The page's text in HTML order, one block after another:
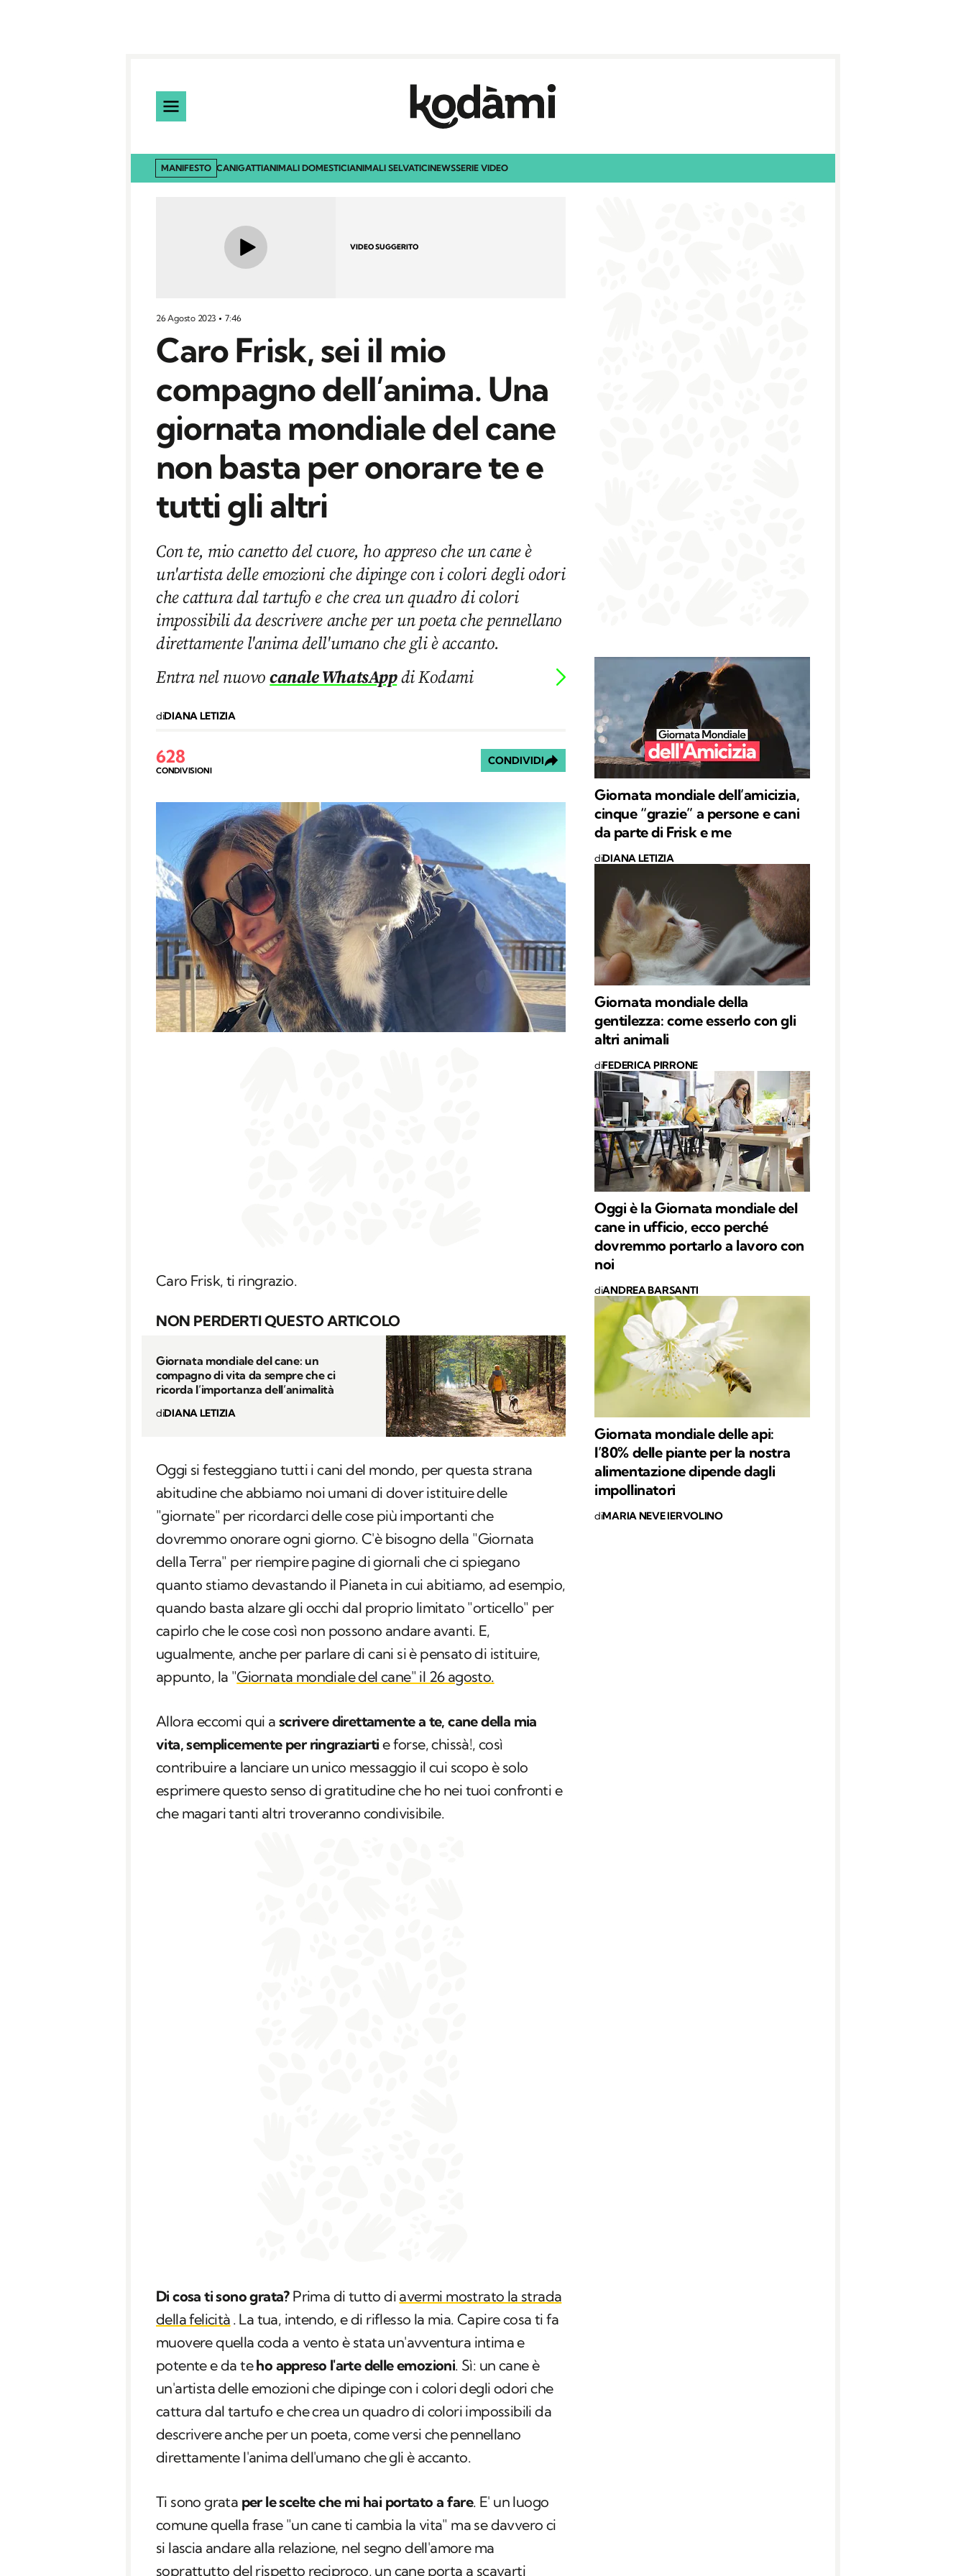
MANIFESTO CANIGATTIANIMALI DOMESTICIANIMALI SELVATICINEWSSERIE VIDEO
VIDEO SUGGERITO
26 Agosto 2023 7:46
Caro Frisk, sei il mio
compagno dell’anima. Una
giornata mondiale del cane
non basta per onorare te e
tutti gli altri
Con te, mio canetto del cuore, ho appreso che un cane è
un'artista delle emozioni che dipinge con i colori degli odori
che cattura dal tartufo e che crea un quadro di colori
impossibili da descrivere anche per un poeta che pennellano
direttamente l'anima dell'umano che gli è accanto.
Entra nel nuovocanale WhatsAppdi Kodami
diDIANA LETIZIA
628
CONDIVISIONI
CONDIVIDI
Caro Frisk, ti ringrazio.
NON PERDERTI QUESTO ARTICOLO
Giornata mondiale del cane: un
compagno di vita da sempre che ci
ricorda l’importanza dell’animalità
diDIANA LETIZIA
Oggi si festeggiano tutti i cani del mondo, per questa strana
abitudine che abbiamo noi umani di dover istituire delle
"giornate" per ricordarci delle cose più importanti che
dovremmo onorare ogni giorno. C'è bisogno della "Giornata
della Terra" per riempire pagine di giornali che ci spiegano
quanto stiamo devastando il Pianeta in cui abitiamo, ad esempio,
quando basta alzare gli occhi dal proprio limitato "orticello" per
capirlo che le cose così non possono andare avanti. E,
ugualmente, anche per parlare di cani si è pensato di istituire,
appunto, la "Giornata mondiale del cane" il 26 agosto.
Allora eccomi qui a scrivere direttamente a te, cane della mia
vita, semplicemente per ringraziarti e forse, chissà!, così
contribuire a lanciare un unico messaggio il cui scopo è solo
esprimere questo senso di gratitudine che ho nei tuoi confronti e
che magari tanti altri troveranno condivisibile.
Di cosa ti sono grata?Prima di tutto di avermi mostrato la strada
della felicità . La tua, intendo, e di riflesso la mia. Capire cosa ti fa
muovere quella coda a vento è stata un'avventura intima e
potente e da teho appreso l'arte delle emozioni. Sì: un cane è
un'artista delle emozioni che dipinge con i colori degli odori che
cattura dal tartufo e che crea un quadro di colori impossibili da
descrivere anche per un poeta, come versi che pennellano
direttamente l'anima dell'umano che gli è accanto.
Ti sono grata per le scelte che mi hai portato a fare. E' un luogo
comune quella frase "un cane ti cambia la vita" ma se davvero ci
si lascia andare alla relazione, nel segno dell'amore ma
soprattutto del rispetto reciproco, un cane porta a scavarti
Giornata mondiale dell’amicizia,
cinque “grazie” a persone e cani
da parte di Frisk e me
diDIANA LETIZIA
Giornata mondiale della
gentilezza: come esserlo con gli
altri animali
diFEDERICA PIRRONE
Oggi è la Giornata mondiale del
cane in ufficio, ecco perché
dovremmo portarlo a lavoro con
noi
diANDREA BARSANTI
Giornata mondiale delle api:
l’80% delle piante per la nostra
alimentazione dipende dagli
impollinatori
diMARIA NEVE IERVOLINO